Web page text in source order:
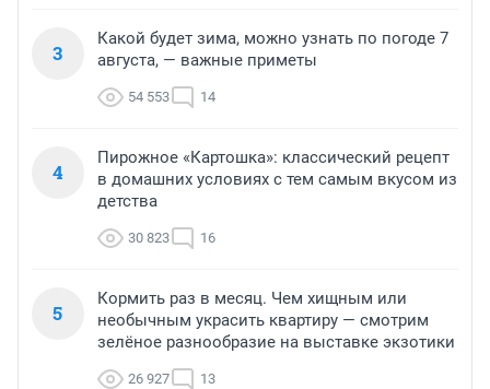
3
Какой будет зима, можно узнать по погоде 7
августа, — важные приметы
54 553 14
4
Пирожное «Картошка»: классический рецепт
в домашних условиях с тем самым вкусом из
детства
30 823 16
5
Кормить раз в месяц. Чем хищным или
необычным украсить квартиру — смотрим
зелёное разнообразие на выставке экзотики
26 927 13